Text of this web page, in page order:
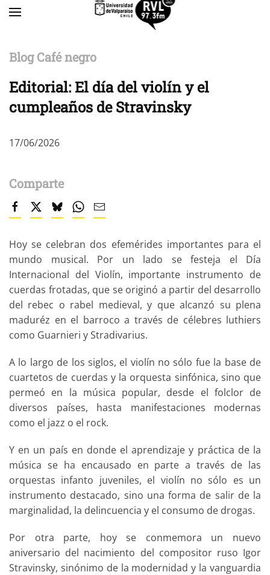
Blog Café negro
Editorial: El día del violín y el
cumpleaños de Stravinsky
17/06/2026
Comparte
Hoy se celebran dos efemérides importantes para el
mundo musical. Por un lado se festeja el Día
Internacional del Violín, importante instrumento de
cuerdas frotadas, que se originó a partir del desarrollo
del rebec o rabel medieval, y que alcanzó su plena
maduréz en el barroco a través de célebres luthiers
como Guarnieri y Stradivarius.
A lo largo de los siglos, el violín no sólo fue la base de
cuartetos de cuerdas y la orquesta sinfónica, sino que
permeó en la música popular, desde el folclor de
diversos países, hasta manifestaciones modernas
como el jazz o el rock.
Y en un país en donde el aprendizaje y práctica de la
música se ha encausado en parte a través de las
orquestas infanto juveniles, el violín no sólo es un
instrumento destacado, sino una forma de salir de la
marginalidad, la delincuencia y el consumo de drogas.
Por otra parte, hoy se conmemora un nuevo
aniversario del nacimiento del compositor ruso Igor
Stravinsky, sinónimo de la modernidad y la vanguardia